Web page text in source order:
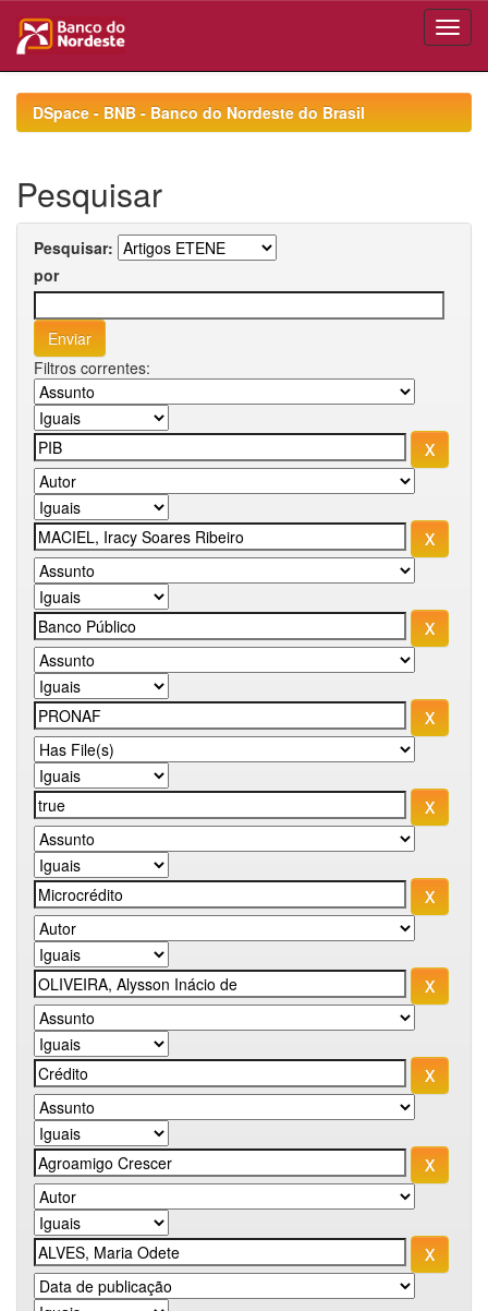
navigationDSpace - BNB - Banco do Nordeste do Brasil
Pesquisar
Pesquisar:
por
Filtros correntes: